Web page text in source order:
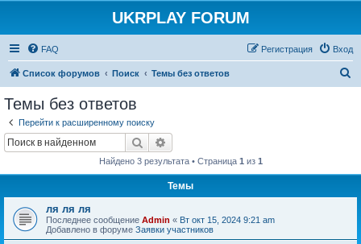
UKRPLAY FORUM
FAQ Вход
Регистрация
Список форумов Поиск Темы без ответов
Темы без ответов
Перейти к расширенному поиску
Поиск
Найдено 3 результата • Страница 1 из 1
Темы
ля ля ля
Последнее сообщение Admin « Вт окт 15, 2024 9:21 am
Добавлено в форуме Заявки участников